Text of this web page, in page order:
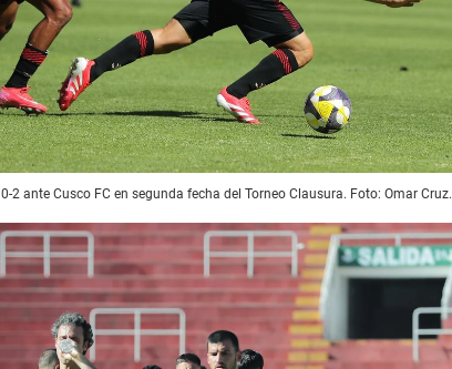
2 ante Cusco FC en segunda fecha del Torneo Clausura. Foto: Omar Cruz.